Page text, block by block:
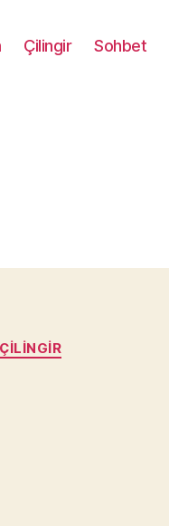
Çilingir Sohbet